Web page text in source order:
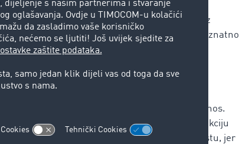
staviti na raspolaganje ostalim TimoCom
slanje dokumenata putem faksa i e-maila.“ Uz
odlučujuća prednost: Korisnici na taj način znatno
detaljniji i jasniji, to je veća vjerojatnost
se na zaštitu podataka i siguran prijenos.
e-maila to često nije zajamčeno. Uz novu funkciju
po pitanju zaštite podataka na pravom mjestu, jer